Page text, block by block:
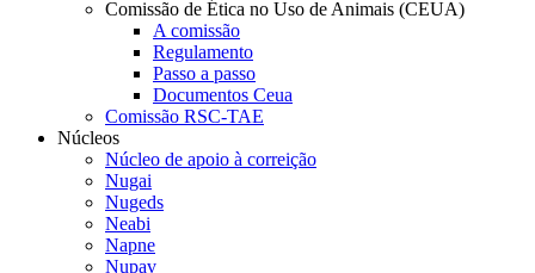
Comissão de Ética no Uso de Animais (CEUA)
A comissão
Regulamento
Passo a passo
Documentos Ceua
Comissão RSC-TAE
Núcleos
Núcleo de apoio à correição
Nugai
Nugeds
Neabi
Napne
Nupav